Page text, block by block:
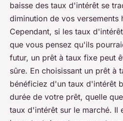
baisse des taux d'intérêt se
diminution de vos versements
Cependant, si les taux
que vous pensez qu'ils
futur, un prêt à taux fixe peut
sûre. En choisissant un prêt à
bénéficiez d'un taux d'intérêt
durée de votre prêt, quelle
taux d'intérêt sur le marché. Il